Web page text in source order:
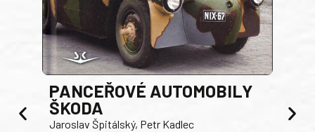
PANCEŘOVÉ AUTOMOBILY
ŠKODA
Jaroslav Špitálský, Petr Kadlec